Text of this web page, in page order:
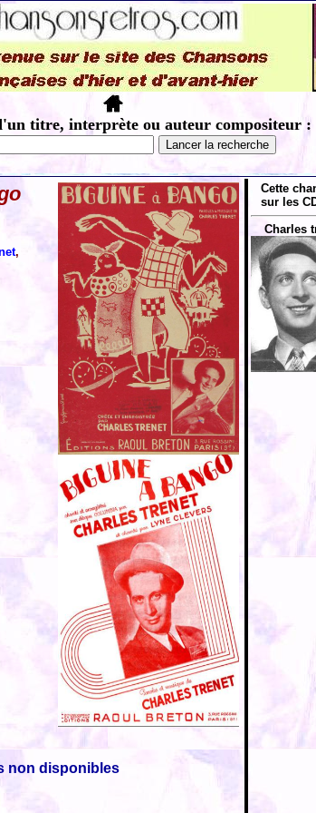
titre, interprète ou auteur compositeur :
,
non disponibles
Cette
sur les
Charles